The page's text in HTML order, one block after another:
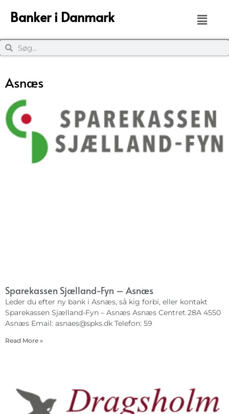
Banker i Danmark
Asnæs
Sparekassen Sjælland-Fyn – Asnæs
Leder du efter ny bank i Asnæs, så kig forbi, eller kontakt
Sparekassen Sjælland-Fyn – Asnæs Asnæs Centret 28A 4550
Asnæs Email: asnaes@spks.dk Telefon: 59
Read More »